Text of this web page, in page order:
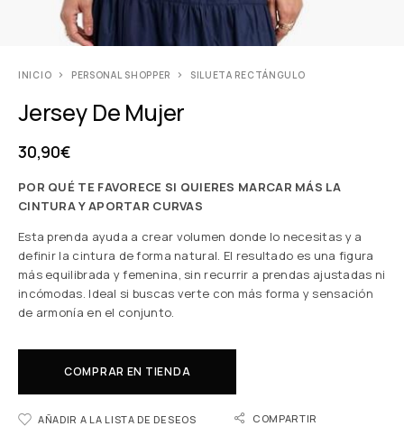
INICIO PERSONAL SHOPPER SILUETA RECTÁNGULO
Jersey De Mujer
30,90€
POR QUÉ TE FAVORECE SI QUIERES MARCAR MÁS LA
CINTURA Y APORTAR CURVAS
Esta prenda ayuda a crear volumen donde lo necesitas y a
definir la cintura de forma natural. El resultado es una figura
más equilibrada y femenina, sin recurrir a prendas ajustadas ni
incómodas. Ideal si buscas verte con más forma y sensación
de armonía en el conjunto.
COMPRAR EN TIENDA
AÑADIR A LA LISTA DE DESEOS COMPARTIR